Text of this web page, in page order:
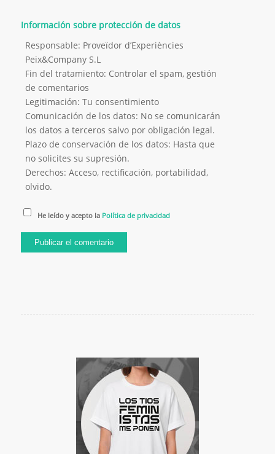
Información sobre protección de datos
Responsable: Proveïdor d’Experiències
Peix&Company S.L
Fin del tratamiento: Controlar el spam, gestión
de comentarios
Legitimación: Tu consentimiento
Comunicación de los datos: No se comunicarán
los datos a terceros salvo por obligación legal.
Plazo de conservación de los datos: Hasta que
no solicites su supresión.
Derechos: Acceso, rectificación, portabilidad,
olvido.
He leído y acepto la Política de privacidad